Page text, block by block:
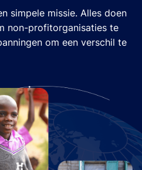
simpele missie. Alles doen
non-profitorganisaties te
om een verschil te